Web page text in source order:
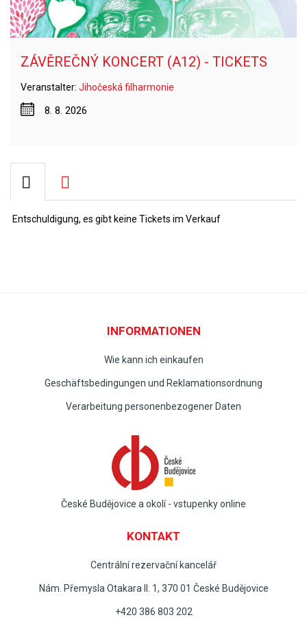
ZÁVĚREČNÝ KONCERT (A12) - TICKETS
Veranstalter: Jihočeská filharmonie
8. 8. 2026
Entschuldigung, es gibt keine Tickets im Verkauf
INFORMATIONEN
Wie kann ich einkaufen
Geschäftsbedingungen und Reklamationsordnung
Verarbeitung personenbezogener Daten
České Budějovice a okolí - vstupenky online
KONTAKT
Centrální rezervační kancelář
Nám. Přemysla Otakara II. 1, 370 01 České Budějovice
+420 386 803 202